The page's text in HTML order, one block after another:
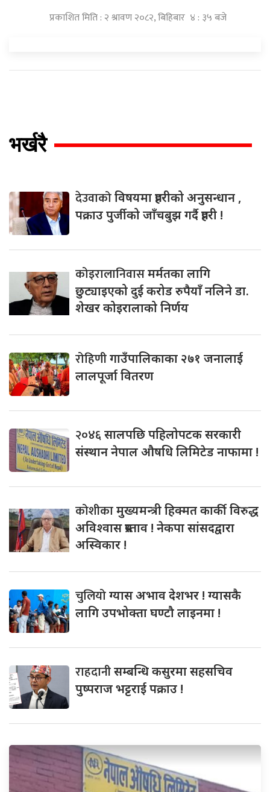
प्रकाशित मिति : २ श्रावण २०८२, बिहिबार ४ : ३५ बजे
भर्खरै
देउवाकोविषयमा प्रहरीको अनुसन्धान ,
पक्राउ पुर्जीको जाँचबुझ गर्दै प्रहरी !
कोइरालानिवासमर्मतका लागि
छुट्याइएको दुई करोड रुपैयाँ नलिने डा.
शेखर कोइरालाको निर्णय
रोहिणीगाउँपालिकाका २७१ जनालाई
लालपूर्जा वितरण
२०४६सालपछि पहिलोपटक सरकारी
संस्थान नेपाल औषधि लिमिटेड नाफामा !
कोशीकामुख्यमन्त्री हिक्मत कार्की विरुद्ध
अविश्वास प्रस्ताव ! नेकपा सांसदद्वारा
अस्विकार !
चुलियोग्यास अभाव देशभर ! ग्यासकै
लागि उपभोक्ता घण्टौ लाइनमा !
राहदानीसम्बन्धि कसुरमा सहसचिव
पुष्पराज भट्टराई पक्राउ !